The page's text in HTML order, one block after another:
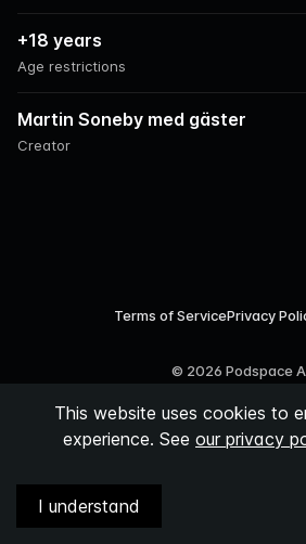
Age restrictions
+18 years
Creator
Martin Soneby med gäster
Terms of ServicePrivacy
© 2026 Podspace
This website uses cookies to
experience. See our privacy
I understand